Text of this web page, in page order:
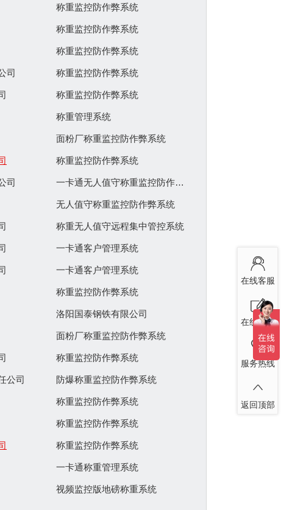
称重监控防作弊系统
称重监控防作弊系统
称重监控防作弊系统
司 称重监控防作弊系统
称重监控防作弊系统
称重管理系统
面粉厂称重监控防作弊系统
称重监控防作弊系统
司 一卡通无人值守称重监控防作弊系统
无人值守称重监控防作弊系统
称重无人值守远程集中管控系统
一卡通客户管理系统
一卡通客户管理系统
称重监控防作弊系统
洛阳国泰钢铁有限公司
面粉厂称重监控防作弊系统
称重监控防作弊系统
公司 防爆称重监控防作弊系统
称重监控防作弊系统
称重监控防作弊系统
称重监控防作弊系统
一卡通称重管理系统
视频监控版地磅称重系统
在线客服
在线留言
服务热线
返回顶部